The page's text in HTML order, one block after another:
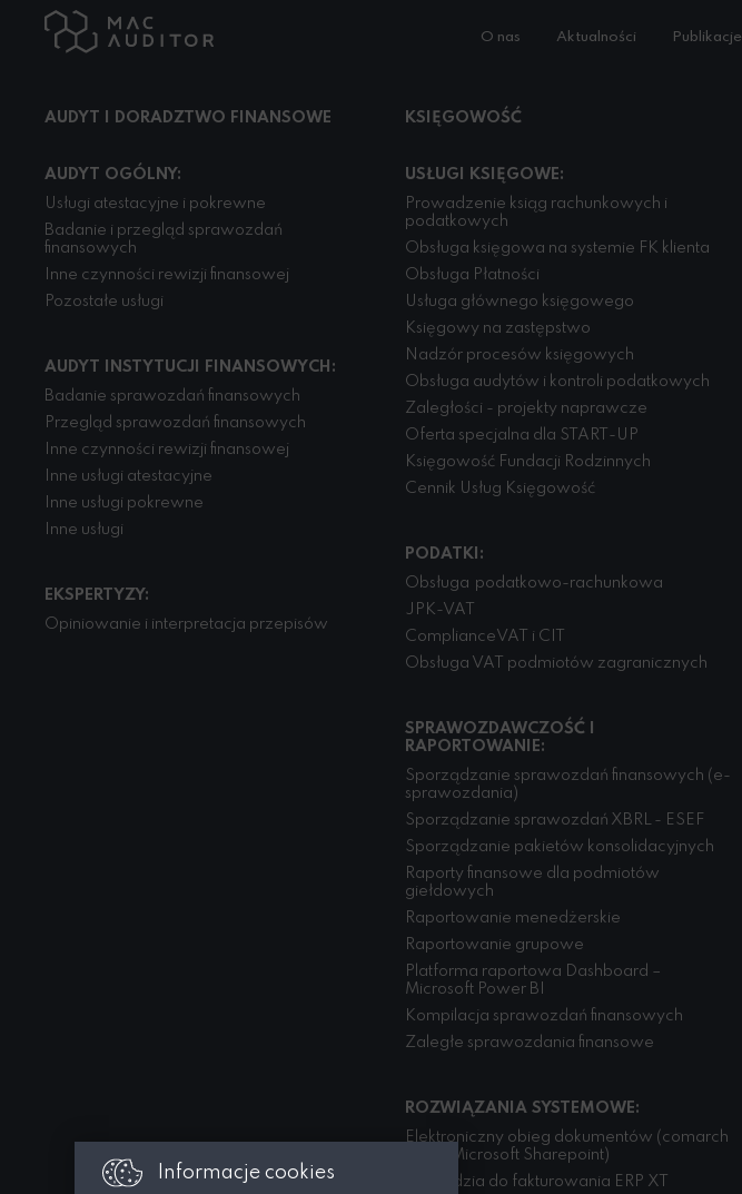
Informacje cookies
O nas Aktualności Publikacje
AUDYT I DORADZTWO FINANSOWE
AUDYT OGÓLNY:
Usługi atestacyjne i pokrewne
Badanie i przegląd sprawozdań
finansowych
Inne czynności rewizji finansowej
Pozostałe usługi
AUDYT INSTYTUCJI FINANSOWYCH:
Badanie sprawozdań finansowych
Przegląd sprawozdań finansowych
Inne czynności rewizji finansowej
Inne usługi atestacyjne
Inne usługi pokrewne
Inne usługi
EKSPERTYZY:
Opiniowanie i interpretacja przepisów
KSIĘGOWOŚĆ
USŁUGI KSIĘGOWE:
Prowadzenie ksiąg rachunkowych i
podatkowych
Obsługa księgowa na systemie FK klienta
Obsługa Płatności
Usługa głównego księgowego
Księgowy na zastępstwo
Nadzór procesów księgowych
Obsługa audytów i kontroli podatkowych
Zaległości - projekty naprawcze
Oferta specjalna dla START-UP
Księgowość Fundacji Rodzinnych
Cennik Usług Księgowość
PODATKI:
Obsługa podatkowo-rachunkowa
JPK-VAT
Compliance VAT i CIT
Obsługa VAT podmiotów zagranicznych
SPRAWOZDAWCZOŚĆ I
RAPORTOWANIE:
Sporządzanie sprawozdań finansowych (e-
sprawozdania)
Sporządzanie sprawozdań XBRL - ESEF
Sporządzanie pakietów konsolidacyjnych
Raporty finansowe dla podmiotów
giełdowych
Raportowanie menedżerskie
Raportowanie grupowe
Platforma raportowa Dashboard –
Microsoft Power BI
Kompilacja sprawozdań finansowych
Zaległe sprawozdania finansowe
ROZWIĄZANIA SYSTEMOWE:
Elektroniczny obieg dokumentów (comarch
DMS, Microsoft Sharepoint)
Narzędzia do fakturowania ERP XT